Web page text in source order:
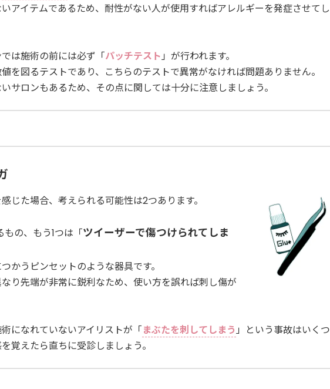
アイテムであるため、耐性がない人が使用すればアレルギーを発症させてし
は施術の前には必ず「パッチテスト」が行われます。
を図るテストであり、こちらのテストで異常がなければ問題ありません。
サロンもあるため、その点に関しては十分に注意しましょう。
じた場合、考えられる可能性は2つあります。
の、もう1つは「ツイーザーで傷つけられてしま
かうピンセットのような器具です。
り先端が非常に鋭利なため、使い方を誤れば刺し傷が
になれていないアイリストが「まぶたを刺してしまう」という事故はいくつ
覚えたら直ちに受診しましょう。